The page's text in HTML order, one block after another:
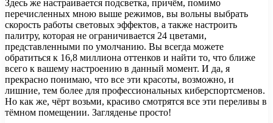
Здесь же настраивается подсветка, причём, помимо
перечисленных мною выше режимов, вы вольны выбрать
скорость работы световых эффектов, а также настроить
палитру, которая не ограничивается 24 цветами,
представленными по умолчанию. Вы всегда можете
обратиться к 16,8 миллиона оттенков и найти то, что ближе
всего к вашему настроению в данный момент. И да, я
прекрасно понимаю, что все эти красоты, возможно, и
лишние, тем более для профессиональных киберспортсменов.
Но как же, чёрт возьми, красиво смотрятся все эти переливы в
тёмном помещении. Загляденье просто!